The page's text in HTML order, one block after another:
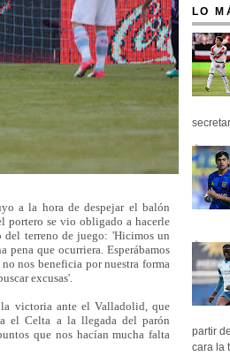
a la hora de despejar el balón
portero se vio obligado a hacerle
del terreno de juego: 'Hicimos un
que ocurriera. Esperábamos
nos beneficia por nuestra forma
excusas'.
victoria ante el Valladolid, que
el Celta a la llegada del parón
que nos hacían mucha falta
LO
partir
cara la